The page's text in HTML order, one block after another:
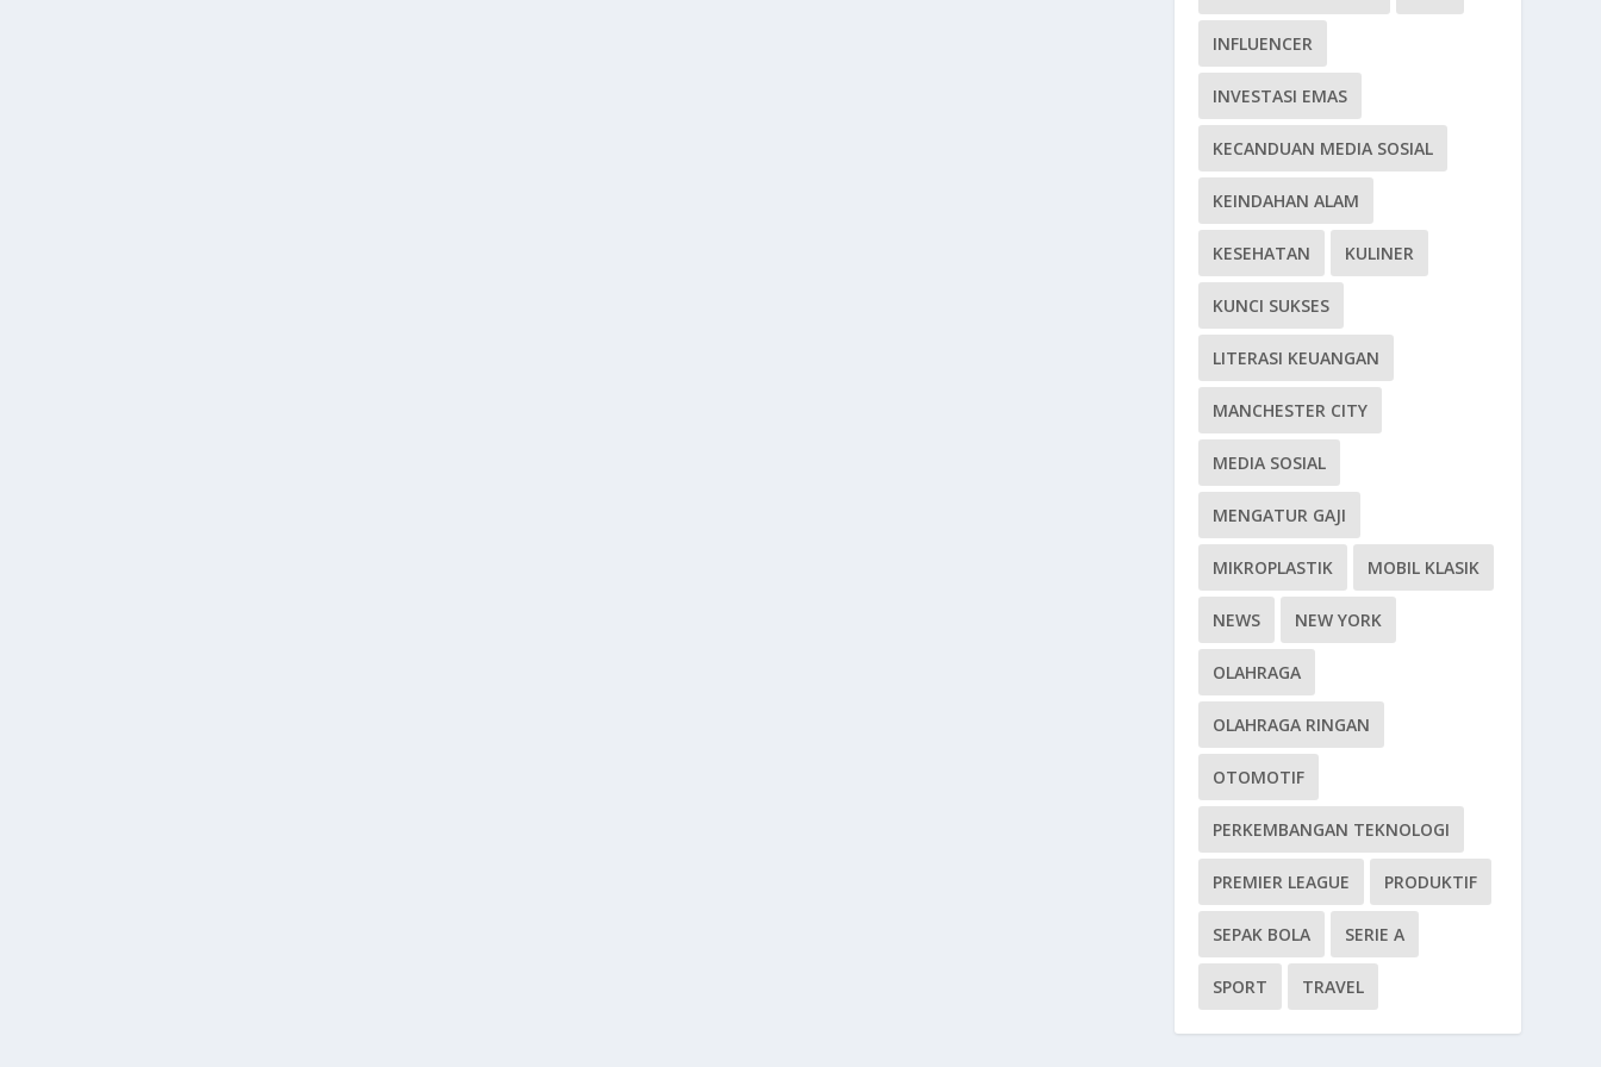
INFLUENCER
INVESTASI EMAS
KECANDUAN MEDIA SOSIAL
KEINDAHAN ALAM
KESEHATAN KULINER
KUNCI SUKSES
LITERASI KEUANGAN
MANCHESTER CITY
MEDIA SOSIAL
MENGATUR GAJI
MIKROPLASTIK MOBIL KLASIK
NEWS NEW YORK
OLAHRAGA
OLAHRAGA RINGAN
OTOMOTIF
PERKEMBANGAN TEKNOLOGI
PREMIER LEAGUE PRODUKTIF
SEPAK BOLA SERIE A
SPORT TRAVEL